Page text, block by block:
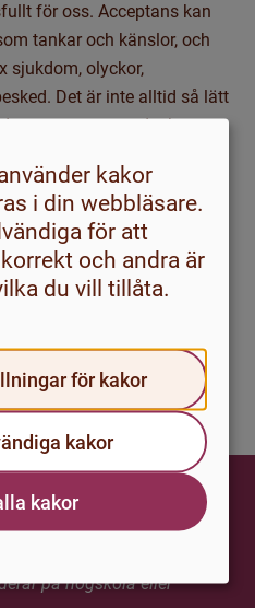
för oss. Acceptans kan
tankar och känslor, och
sjukdom, olyckor,
Det är inte alltid så lätt
acceptans, men det kan
förhållningssätt
kan träna dig på ett
till startsidan för Balans.
på högskola eller
kakor
i din webbläsare.
för att
och andra är
du vill tillåta.
för kakor
kakor
kakor